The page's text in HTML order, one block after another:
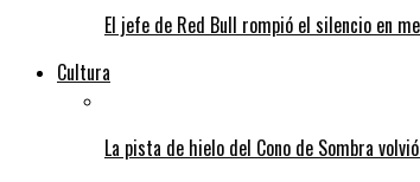
El jefe de Red Bull rompió el silencio en
Cultura
La pista de hielo del Cono de Sombra